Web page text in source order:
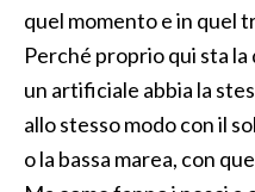
quel momento e in quel
Perché proprio qui sta
un artificiale abbia la
allo stesso modo con il
o la bassa marea, con